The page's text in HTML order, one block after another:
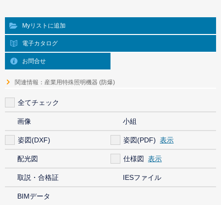
Myリストに追加
電子カタログ
お問合せ
関連情報：産業用特殊照明機器 (防爆)
全てチェック
画像 小組
姿図(DXF) 姿図(PDF)
配光図 仕様図
取説・合格証 IESファイル
BIMデータ